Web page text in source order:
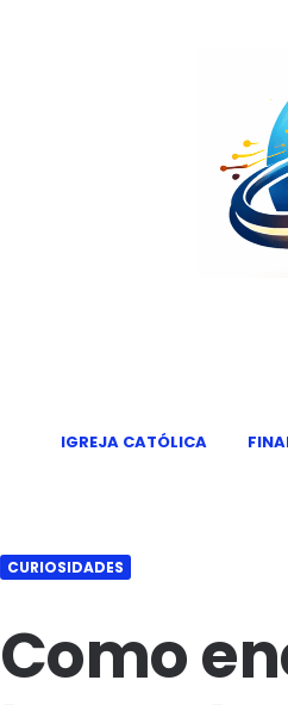
IGREJA CATÓLICA
CURIOSIDADES
Como